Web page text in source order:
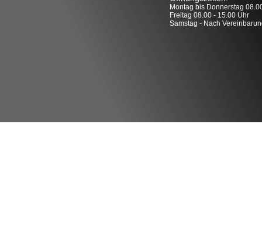
Montag bis Donnerstag
Freitag 08.00 - 15.00 Uhr
Samstag - Nach